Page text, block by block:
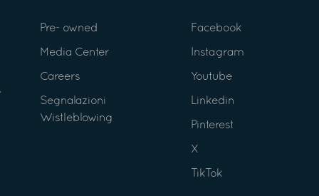
Pre- owned
Media Center
Careers
Segnalazioni
Wistleblowing
Facebook
Instagram
Youtube
Linkedin
Pinterest
X
TikTok